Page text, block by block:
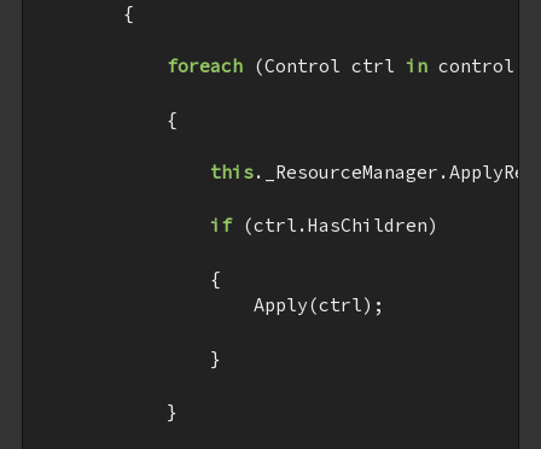
{
foreach (Control ctrl in
{
this
if (ctrl.HasChildren)
{
Apply(ctrl);
}
}